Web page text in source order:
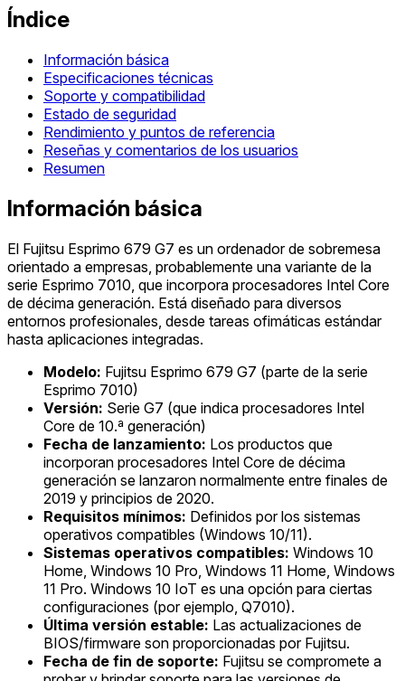
Índice
Información básica
Especificaciones técnicas
Soporte y compatibilidad
Estado de seguridad
Rendimiento y puntos de referencia
Reseñas y comentarios de los usuarios
Resumen
Información básica
El Fujitsu Esprimo 679 G7 es un ordenador de sobremesa
orientado a empresas, probablemente una variante de la
serie Esprimo 7010, que incorpora procesadores Intel Core
de décima generación. Está diseñado para diversos
entornos profesionales, desde tareas ofimáticas estándar
hasta aplicaciones integradas.
Modelo: Fujitsu Esprimo 679 G7 (parte de la serie
Esprimo 7010)
Versión: Serie G7 (que indica procesadores Intel
Core de 10.ª generación)
Fecha de lanzamiento: Los productos que
incorporan procesadores Intel Core de décima
generación se lanzaron normalmente entre finales de
2019 y principios de 2020.
Requisitos mínimos: Definidos por los sistemas
operativos compatibles (Windows 10/11).
Sistemas operativos compatibles: Windows 10
Home, Windows 10 Pro, Windows 11 Home, Windows
11 Pro. Windows 10 IoT es una opción para ciertas
configuraciones (por ejemplo, Q7010).
Última versión estable: Las actualizaciones de
BIOS/firmware son proporcionadas por Fujitsu.
Fecha de fin de soporte: Fujitsu se compromete a